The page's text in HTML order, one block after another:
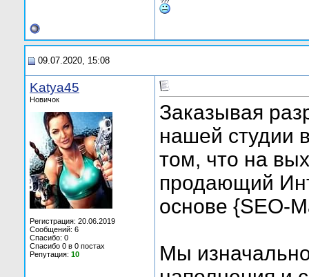
09.07.2020, 15:08
Katya45
Новичок
Регистрация: 20.06.2019
Сообщений: 6
Спасибо: 0
Спасибо 0 в 0 постах
Репутация: 10
Заказывая
нашей студии
том, что на
продающий
основе {SEO-
Мы